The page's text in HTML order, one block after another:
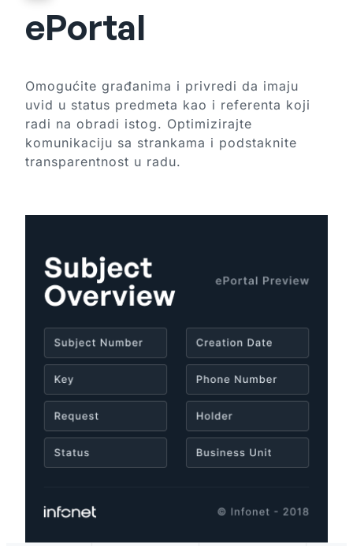
ePortal
Omogućite građanima i privredi da imaju
uvid u status predmeta kao i referenta koji
radi na obradi istog. Optimizirajte
komunikaciju sa strankama i podstaknite
transparentnost u radu.